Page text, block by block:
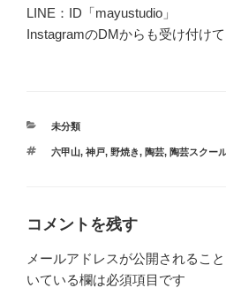
LINE：ID「mayustudio」
InstagramのDMからも受け付けて
カ
ゴ
未分類
タ
六甲山, 神戸, 野焼き, 陶芸, 陶芸スクー
コメントを残す
メールアドレスが公開されること
いている欄は必須項目です